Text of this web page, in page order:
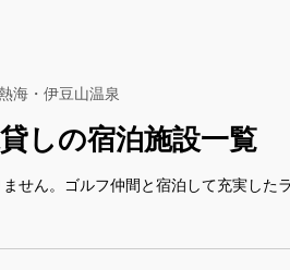
海・伊豆山温泉
しの宿泊施設一覧
ん。ゴルフ仲間と宿泊して充実した